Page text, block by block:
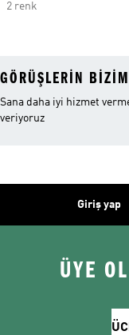
2 renk
GÖRÜŞLERIN
Sana daha iyi hizmet
veriyoruz
Giriş yap
ÜYE